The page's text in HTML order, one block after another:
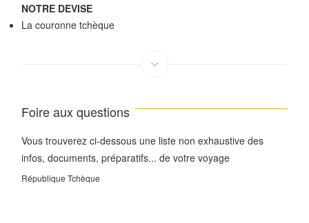
NOTRE DEVISE
La couronne tchèque
Foire aux questions
Vous trouverez ci-dessous une liste non exhaustive des
infos, documents, préparatifs... de votre voyage
République Tchèque